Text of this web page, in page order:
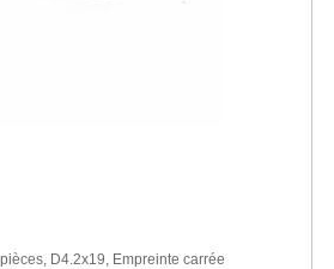
D4.2x19, Empreinte carrée